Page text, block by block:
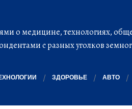
о медицине, технологиях,
с разных уголков
ЗДОРОВЬЕ АВТО